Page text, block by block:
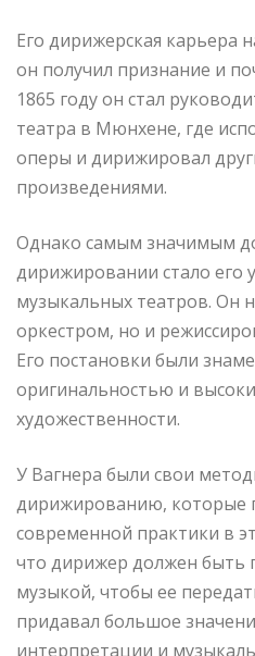
Его дирижерская карьера
он получил признание и
1865 году он стал
театра в Мюнхене, где
оперы и дирижировал
произведениями.
Однако самым значимым
дирижировании стало его
музыкальных театров. Он
оркестром, но и
Его постановки были
оригинальностью и
художественности.
У Вагнера были свои
дирижированию, которые
современной практики в
что дирижер должен быть
музыкой, чтобы ее
придавал большое
интерпретации и